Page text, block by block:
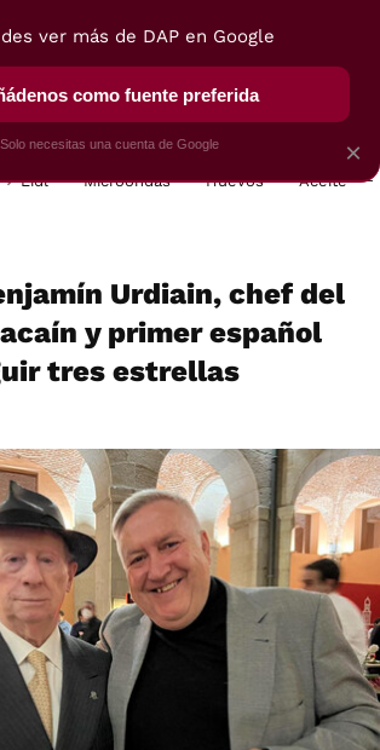
SELECCIÓN VEGUI
Lidl Microondas Huevos Aceite
Urdiain, chef del
y primer español
tres estrellas
×
ver más de DAP en Google
como fuente preferida
Solo necesitas una cuenta de Google